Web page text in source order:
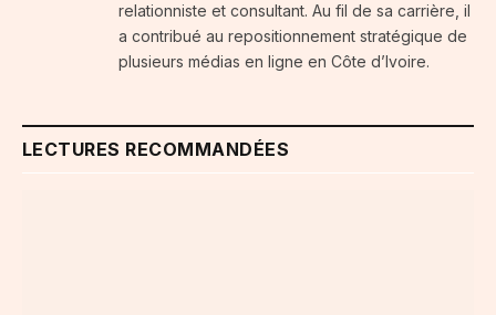
relationniste et consultant. Au fil de sa carrière, il
a contribué au repositionnement stratégique de
plusieurs médias en ligne en Côte d’Ivoire.
LECTURES RECOMMANDÉES